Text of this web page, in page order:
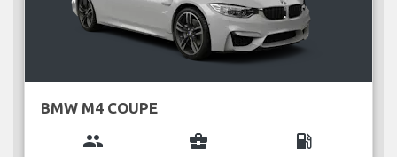
BMW M4 COUPE
group business_center local_gas_station